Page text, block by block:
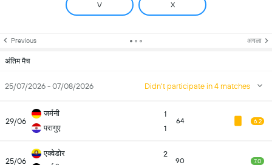
V X
Previous अगला
अंतिम मैच
25/07/2026 - 07/08/2026 Didn't participate in 4 matches
29/06
जर्मनी
परागुए
1
1
64 6.2
25/06
एक्वेडोर
2
90 7.0